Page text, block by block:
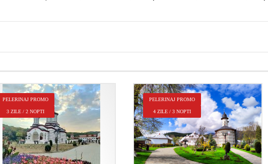
PELERINAJ PROMO
3 ZILE / 2 NOPTI
PELERINAJ PROMO
4 ZILE / 3 NOPTI